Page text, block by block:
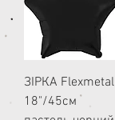
ЗІРКА Flexmetal
18"/45см